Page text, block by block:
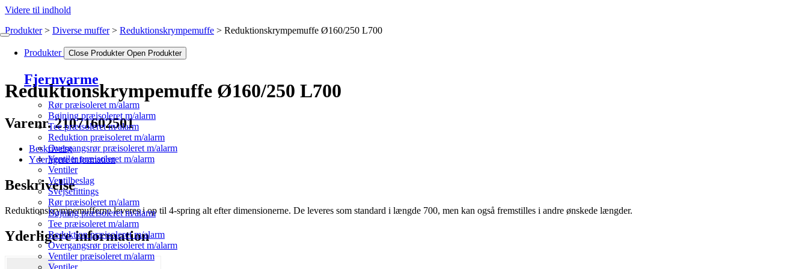
Videre til indhold
Produkter Close Produkter Open Produkter
Fjernvarme
Rør præisoleret m/alarm
Bøjning præisoleret m/alarm
Tee præisoleret m/alarm
Reduktion præisoleret m/alarm
Overgangsrør præisoleret m/alarm
Ventiler præisoleret m/alarm
Ventiler
Ventilbeslag
Svejsefittings
Rør præisoleret m/alarm
Bøjning præisoleret m/alarm
Tee præisoleret m/alarm
Reduktion præisoleret m/alarm
Overgangsrør præisoleret m/alarm
Ventiler præisoleret m/alarm
Ventiler
Produkter Diverse muffer Reduktionskrympemuffe Reduktionskrympemuffe Ø160/250 L700
Reduktionskrympemuffe Ø160/250 L700
Varenr. 21071602501
Beskrivelse
Yderligere information
Beskrivelse
Reduktionskrympemufferne leveres i op til 4-spring alt efter dimensionerne. De leveres som standard i længde 700, men kan også fremstilles i andre ønskede længder.
Yderligere information